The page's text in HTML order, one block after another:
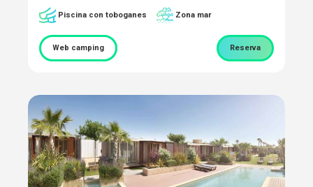
Piscina con toboganes Zona mar
Web camping Reserva